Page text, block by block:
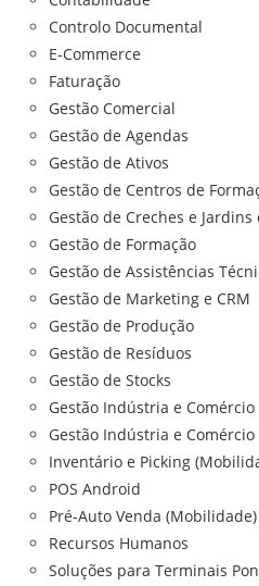
Controlo Documental
E-Commerce
Faturação
Gestão Comercial
Gestão de Agendas
Gestão de Ativos
Gestão de Centros de
Gestão de Creches e
Gestão de Formação
Gestão de Assistências
Gestão de Marketing e CRM
Gestão de Produção
Gestão de Resíduos
Gestão de Stocks
Gestão Indústria e Comércio
Gestão Indústria e Comércio
Inventário e Picking
POS Android
Pré-Auto Venda (Mobilidade)
Recursos Humanos
Soluções para Terminais